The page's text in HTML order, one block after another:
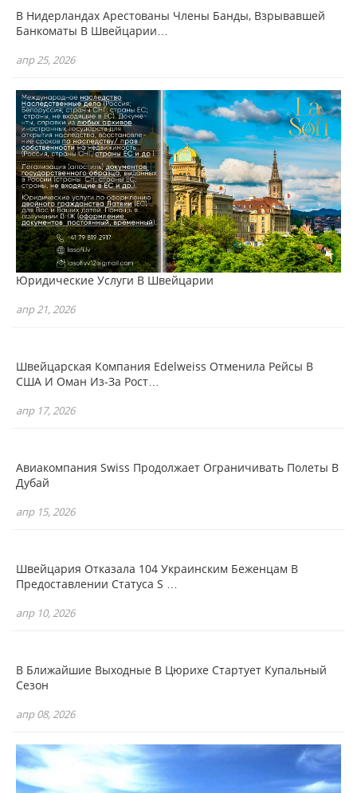
В Нидерландах Арестованы Члены Банды, Взрывавшей
Банкоматы В Швейцарии…
апр 25, 2026
Юридические Услуги В Швейцарии
апр 21, 2026
Швейцарская Компания Edelweiss Отменила Рейсы В
США И Оман Из-За Рост…
апр 17, 2026
Авиакомпания Swiss Продолжает Ограничивать Полеты В
Дубай
апр 15, 2026
Швейцария Отказала 104 Украинским Беженцам В
Предоставлении Статуса S …
апр 10, 2026
В Ближайшие Выходные В Цюрихе Стартует Купальный
Сезон
апр 08, 2026